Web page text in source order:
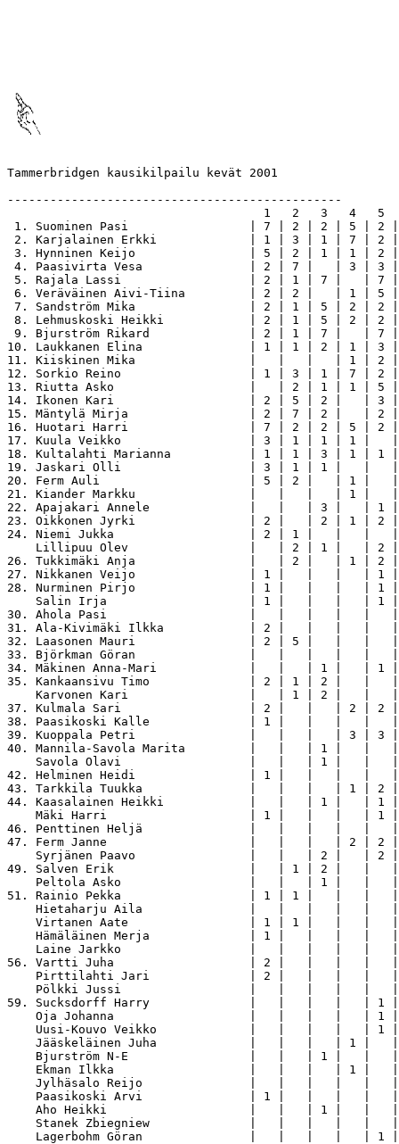
Tammerbridgen kausikilpailu kevät 2001
-----------------------------------------------
1   2   3   4   5
1. Suominen Pasi                 | 7 | 2 | 2 | 5 |
2. Karjalainen Erkki             | 1 | 3 | 1 | 7 | 2
3. Hynninen Keijo                | 5 | 2 | 1 | 1 | 2
4. Paasivirta Vesa               | 2 | 7 |   | 3 |
5. Rajala Lassi                  | 2 | 1 | 7 |   | 7
6. Veräväinen Aivi-Tiina         | 2 | 2 |   | 1 |
7. Sandström Mika                | 2 | 1 | 5 | 2 |
8. Lehmuskoski Heikki            | 2 | 1 | 5 | 2 |
9. Bjurström Rikard              | 2 | 1 | 7 |   |
10. Laukkanen Elina               | 1 | 1 | 2 | 1 |
11. Kiiskinen Mika                |   |   |   | 1 |
12. Sorkio Reino                  | 1 | 3 | 1 | 7 |
13. Riutta Asko                   |   | 2 | 1 | 1 |
14. Ikonen Kari                   | 2 | 5 | 2 |   |
15. Mäntylä Mirja                 | 2 | 7 | 2 |   |
16. Huotari Harri                 | 7 | 2 | 2 | 5
17. Kuula Veikko                  | 3 | 1 | 1 | 1 |
18. Kultalahti Marianna           | 1 | 1 | 3 | 1 |
19. Jaskari Olli                  | 3 | 1 | 1 |   |
20. Ferm Auli                     | 5 | 2 |   | 1 |
21. Kiander Markku                |   |   |   | 1
22. Apajakari Annele              |   |   | 3 |   |
23. Oikkonen Jyrki                | 2 |   | 2 | 1 |
24. Niemi Jukka                   | 2 | 1 |   |   |
Lillipuu Olev                 |   | 2 | 1 |   | 2
26. Tukkimäki Anja                |   | 2 |   | 1
27. Nikkanen Veijo                | 1 |   |   |   |
28. Nurminen Pirjo                | 1 |   |   |   |
Salin Irja                    | 1 |   |   |   | 1
30. Ahola Pasi                    |   |   |   |   |
31. Ala-Kivimäki Ilkka            | 2 |   |   |   |
32. Laasonen Mauri                | 2 | 5 |   |
33. Björkman Göran                |   |   |   |
34. Mäkinen Anna-Mari             |   |   | 1 |
35. Kankaansivu Timo              | 2 | 1 | 2 |
Karvonen Kari                 |   | 1 | 2 |   |
37. Kulmala Sari                  | 2 |   |   | 2
38. Paasikoski Kalle              | 1 |   |   |
39. Kuoppala Petri                |   |   |   | 3
40. Mannila-Savola Marita         |   |   | 1 |
Savola Olavi                  |   |   | 1 |   |
42. Helminen Heidi                | 1 |   |   |
43. Tarkkila Tuukka               |   |   |   | 1
44. Kaasalainen Heikki            |   |   | 1 |
Mäki Harri                    | 1 |   |   |   | 1
46. Penttinen Heljä               |   |   |   |   |
47. Ferm Janne                    |   |   |   | 2
Syrjänen Paavo                |   |   | 2 |   | 2
49. Salven Erik                   |   | 1 | 2 |
Peltola Asko                  |   |   | 1 |   |
51. Rainio Pekka                  | 1 | 1 |   |
Hietaharju Aila               |   |   |   |   |
Virtanen Aate                 | 1 | 1 |   |   |
Hämäläinen Merja              | 1 |   |   |   |
Laine Jarkko                  |   |   |   |   |
56. Vartti Juha                   | 2 |   |   |
Pirttilahti Jari              | 2 |   |   |   |
Pölkki Jussi                  |   |   |   |   |
59. Sucksdorff Harry              |   |   |   |
Oja Johanna                   |   |   |   |   | 1
Uusi-Kouvo Veikko             |   |   |   |   | 1
Jääskeläinen Juha             |   |   |   | 1 |
Bjurström N-E                 |   |   | 1 |   |
Ekman Ilkka                   |   |   |   | 1 |
Jylhäsalo Reijo               |   |   |   |   |
Paasikoski Arvi               | 1 |   |   |   |
Aho Heikki                    |   |   | 1 |   |
Stanek Zbiegniew              |   |   |   |   |
Lagerbohm Göran               |   |   |   |   | 1